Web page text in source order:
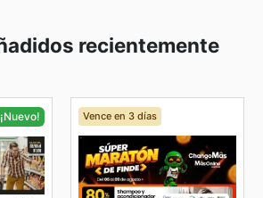
recientemente
¡Nuevo! Vence en 3 días